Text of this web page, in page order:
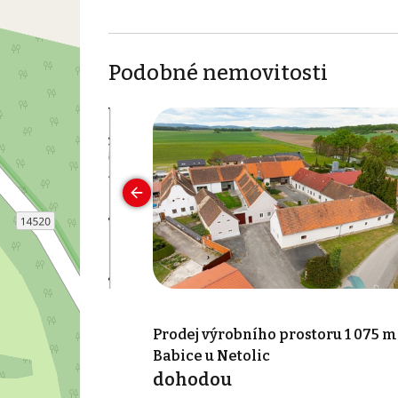
Podobné nemovitosti
229 m²,
Prodej výrobního prostoru 1 075
Babice u Netolic
dohodou